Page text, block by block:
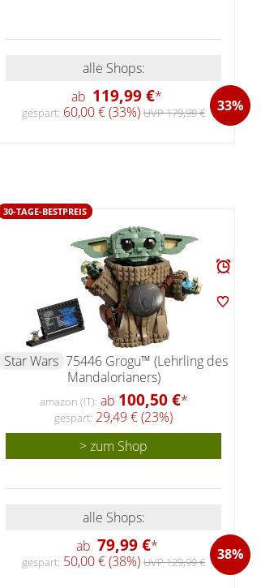
alle Shops:
ab 119,99 €* 33%
gespart: 60,00 € (33%) UVP 179,99 €
30-TAGE-BESTPREIS
Star Wars 75446 Grogu™ (Lehrling des
Mandalorianers)
amazon (IT): ab 100,50 €*
gespart: 29,49 € (23%)
> zum Shop
alle Shops:
ab 79,99 €* 38%
gespart: 50,00 € (38%) UVP 129,99 €